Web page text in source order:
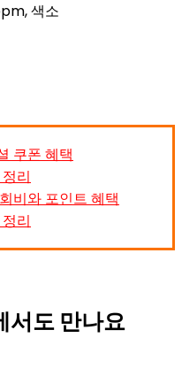
색소
쿠폰 혜택
리
비와 포인트 혜택
리
서도 만나요